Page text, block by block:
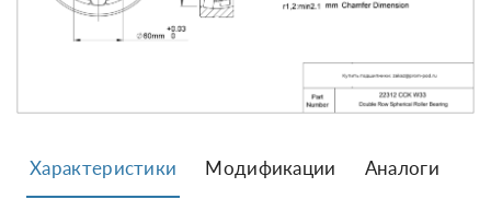
Характеристики Модификации Аналоги